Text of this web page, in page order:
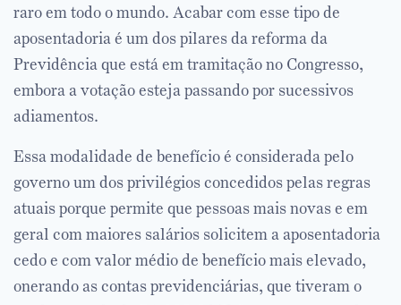
raro em todo o mundo. Acabar com esse tipo de
aposentadoria é um dos pilares da reforma da
Previdência que está em tramitação no Congresso,
embora a votação esteja passando por sucessivos
adiamentos.
Essa modalidade de benefício é considerada pelo
governo um dos privilégios concedidos pelas regras
atuais porque permite que pessoas mais novas e em
geral com maiores salários solicitem a aposentadoria
cedo e com valor médio de benefício mais elevado,
onerando as contas previdenciárias, que tiveram o